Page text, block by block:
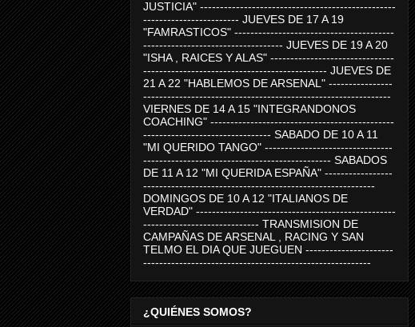
JUSTICIA" -------------------------------------------------
------------------------ JUEVES DE 17 A 19
"FAMRASTICOS" ----------------------------------------
----------------------------------- JUEVES DE 19 A 20
"ISHA , RAICES Y ALAS" -------------------------------
---------------------------------------------- JUEVES DE
21 A 22 "HABLEMOS DE ARSENAL" ----------------
--------------------------------------------------------------
VIERNES DE 14 A 15 "INTEGRANDONOS
COACHING" ----------------------------------------------
-------------------------------- SABADO DE 10 A 11
"MI QUERIDO TANGO" --------------------------------
----------------------------------------------- SABADOS
DE 11 A 12 "MI QUERIDA ESPAÑA" -----------------
----------------------------------------------------------
DOMINGOS DE 10 A 12 "ITALIANOS DE
VERDAD" --------------------------------------------------
----------------------------- TRANSMISION DE
CAMPAÑAS DE ARSENAL , RACING Y SAN
TELMO EL DIA QUE JUEGUEN ----------------------
---------------------------------------------------------
¿QUIÉNES SOMOS?